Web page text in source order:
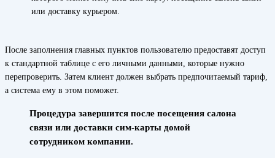
или доставку курьером.
После заполнения главных пунктов пользователю предоставят доступ
к стандартной таблице с его личными данными, которые нужно
перепроверить. Затем клиент должен выбрать предпочитаемый тариф,
а система ему в этом поможет.
Процедура завершится после посещения салона
связи или доставки сим-карты домой
сотрудником компании.